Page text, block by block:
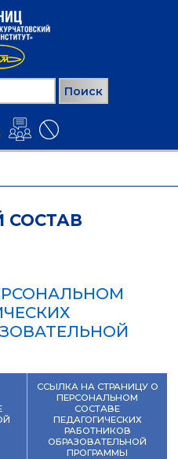
СОСТАВ
ССЫЛКА НА СТРАНИЦУ О
ПЕРСОНАЛЬНОМ
СОСТАВЕ
ПЕДАГОГИЧЕСКИХ
РАБОТНИКОВ
ОБРАЗОВАТЕЛЬНОЙ
ПРОГРАММЫ